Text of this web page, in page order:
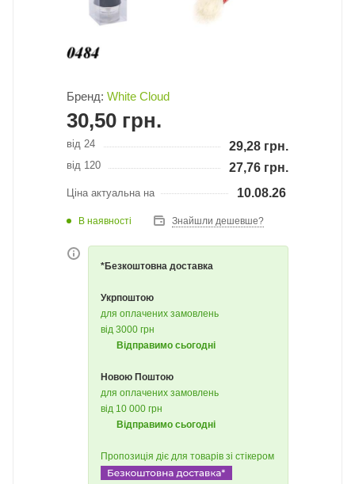
Бренд: White Cloud
30,50 грн.
від 24 29,28 грн.
від 120 27,76 грн.
Ціна актуальна на 10.08.26
В наявності Знайшли дешевше?
*Безкоштовна доставка
Укрпоштою
для оплачених замовлень
від 3000 грн
Відправимо сьогодні
Новою Поштою
для оплачених замовлень
від 10 000 грн
Відправимо сьогодні
Пропозиція діє для товарів зі стікером